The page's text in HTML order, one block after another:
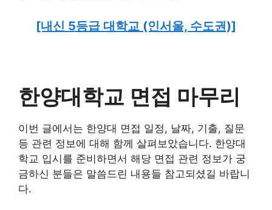
[내신 5등급 대학교 (인서울, 수도권)]
한양대학교 면접 마무리
이번 글에서는 한양대 면접 일정, 날짜, 기출, 질문
등 관련 정보에 대해 함께 살펴보았습니다. 한양대
학교 입시를 준비하면서 해당 면접 관련 정보가 궁
금하신 분들은 말씀드린 내용들 참고되셨길 바랍니
다.